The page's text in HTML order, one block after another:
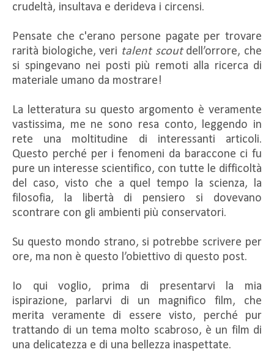
crudeltà, insultava e derideva i circensi.
Pensate che c'erano persone pagate per trovare
rarità biologiche, veri talent scoutdell’orrore, che
si spingevano nei posti più remoti alla ricerca di
materiale umano da mostrare!
La letteratura su questo argomento è veramente
vastissima, me ne sono resa conto, leggendo in
rete una moltitudine di interessanti articoli.
Questo perché per i fenomeni da baraccone ci fu
pure un interesse scientifico, con tutte le difficoltà
del caso, visto che a quel tempo la scienza, la
filosofia, la libertà di pensiero si dovevano
scontrare con gli ambienti più conservatori.
Su questo mondo strano, si potrebbe scrivere per
ore, ma non è questo l’obiettivo di questo post.
Io qui voglio, prima di presentarvi la mia
ispirazione, parlarvi di un magnifico film, che
merita veramente di essere visto, perché pur
trattando di un tema molto scabroso, è un film di
una delicatezza e di una bellezza inaspettate.